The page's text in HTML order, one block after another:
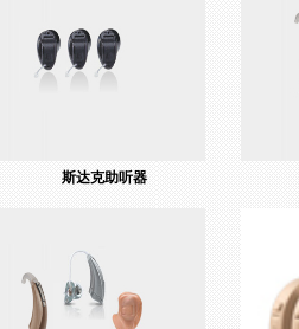
斯达克助听器